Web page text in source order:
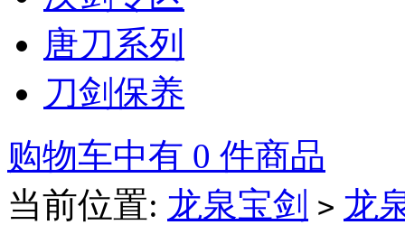
唐刀系列
刀剑保养
购物车中有 0 件商品
当前位置: 龙泉宝剑 > 龙